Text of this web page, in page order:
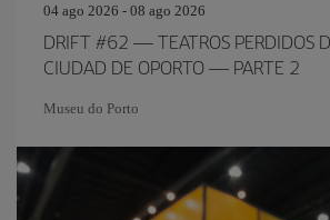
04 ago 2026 - 08 ago 2026
DRIFT #62 — TEATROS PERDIDOS
CIUDAD DE OPORTO — PARTE 2
Museu do Porto